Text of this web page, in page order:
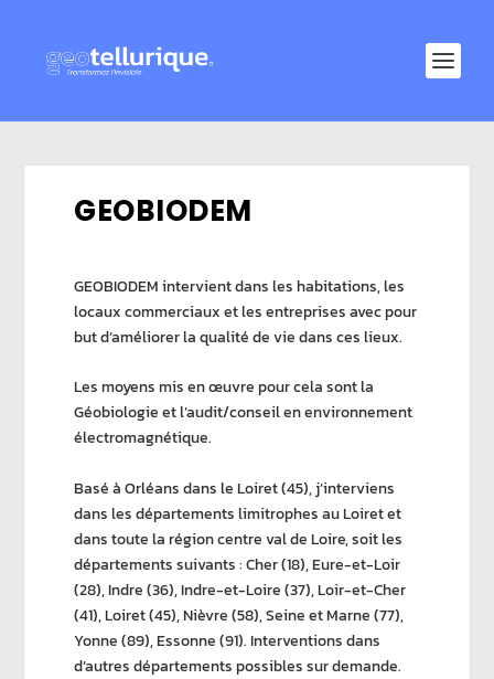
GEOBIODEM
GEOBIODEM intervient dans les habitations, les
locaux commerciaux et les entreprises avec pour
but d’améliorer la qualité de vie dans ces lieux.
Les moyens mis en œuvre pour cela sont la
Géobiologie et l’audit/conseil en environnement
électromagnétique.
Basé à Orléans dans le Loiret (45), j’interviens
dans les départements limitrophes au Loiret et
dans toute la région centre val de Loire, soit les
départements suivants : Cher (18), Eure-et-Loir
(28), Indre (36), Indre-et-Loire (37), Loir-et-Cher
(41), Loiret (45), Nièvre (58), Seine et Marne (77),
Yonne (89), Essonne (91). Interventions dans
d’autres départements possibles sur demande.